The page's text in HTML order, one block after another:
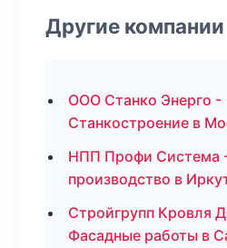
Другие компании
ООО Станко Энерго -
Станкостроение в
НПП Профи Система
производство в
Стройгрупп Кровля
Фасадные работы в